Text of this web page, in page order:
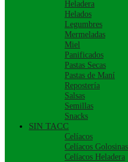
Heladera
Helados
Legumbres
Mermeladas
Miel
Panificados
Pastas Secas
Pastas de Maní
Repostería
Salsas
Semillas
Snacks
SIN TACC
Celíacos
Celíacos Golosinas
Celíacos Heladera